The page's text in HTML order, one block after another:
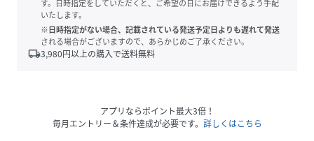
す。日時指定をしていただくと、ご希望の日にお届けできるよう手配
いたします。
※日時指定がない場合、記載されている発送予定日よりも遅れて発送
される場合がございますので、あらかじめご了承ください。
local_shipping3,980円以上の購入で送料無料
アプリならポイント最大3倍！
毎月エントリー＆条件達成が必要です。 詳しくはこちら